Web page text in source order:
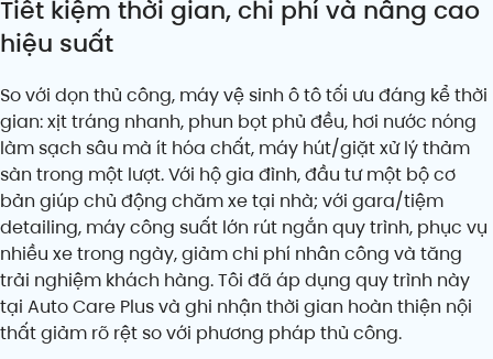
Tiết kiệm thời gian, chi phí và nâng cao
hiệu suất
So với dọn thủ công, máy vệ sinh ô tô tối ưu đáng kể thời
gian: xịt tráng nhanh, phun bọt phủ đều, hơi nước nóng
làm sạch sâu mà ít hóa chất, máy hút/giặt xử lý thảm
sàn trong một lượt. Với hộ gia đình, đầu tư một bộ cơ
bản giúp chủ động chăm xe tại nhà; với gara/tiệm
detailing, máy công suất lớn rút ngắn quy trình, phục vụ
nhiều xe trong ngày, giảm chi phí nhân công và tăng
trải nghiệm khách hàng. Tôi đã áp dụng quy trình này
tại Auto Care Plus và ghi nhận thời gian hoàn thiện nội
thất giảm rõ rệt so với phương pháp thủ công.